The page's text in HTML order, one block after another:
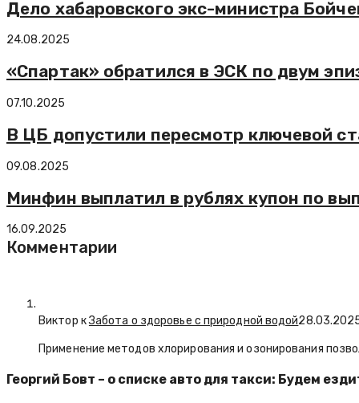
Дело хабаровского экс-министра
24.08.2025
«Спартак» обратился в ЭСК по двум
07.10.2025
В ЦБ допустили пересмотр ключевой
09.08.2025
Минфин выплатил в рублях купон по
16.09.2025
Комментарии
Виктор кЗабота о здоровье с природной водой
Применение методов хлорирования и озонирования
Георгий Бовт – о списке авто для такси: Будем